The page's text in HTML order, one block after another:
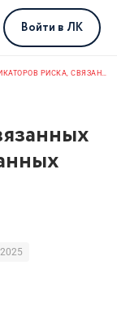
Войти в ЛК
МЕНЯЕТСЯ ПЕРЕЧЕНЬ ИНДИКАТОРОВ РИСКА, СВЯЗАННЫХ С ПРОДАЖЕЙ МАРКИРОВАННЫХ ТОВАРОВ